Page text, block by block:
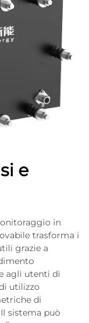
e
in
trasforma i
grazie a
agli utenti di
utilizzo
di
sistema può